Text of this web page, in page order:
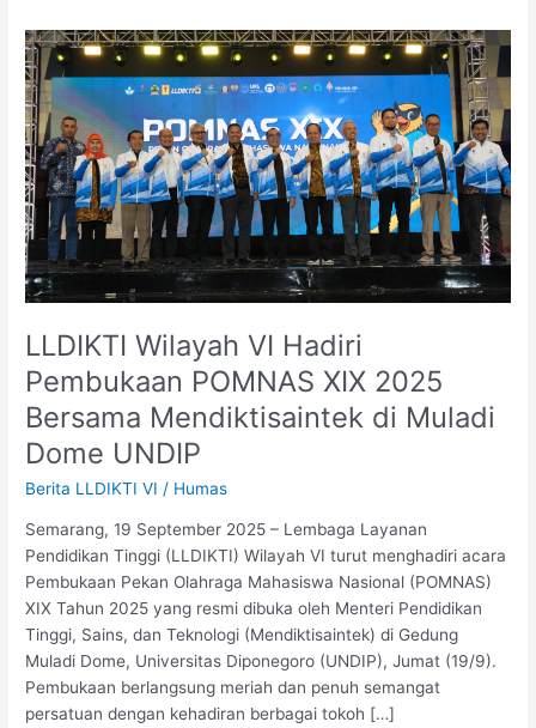
LLDIKTI Wilayah VI Hadiri
Pembukaan POMNAS XIX 2025
Bersama Mendiktisaintek di Muladi
Dome UNDIP
Berita LLDIKTI VI / Humas
Semarang, 19 September 2025 – Lembaga Layanan
Pendidikan Tinggi (LLDIKTI) Wilayah VI turut menghadiri acara
Pembukaan Pekan Olahraga Mahasiswa Nasional (POMNAS)
XIX Tahun 2025 yang resmi dibuka oleh Menteri Pendidikan
Tinggi, Sains, dan Teknologi (Mendiktisaintek) di Gedung
Muladi Dome, Universitas Diponegoro (UNDIP), Jumat (19/9).
Pembukaan berlangsung meriah dan penuh semangat
persatuan dengan kehadiran berbagai tokoh […]
LLDIKTI
Wilayah
VI
Hadiri
Pembukaan
POMNAS
XIX
2025
Bersama
Mendiktisaintek
di
Muladi
Dome
UNDIP